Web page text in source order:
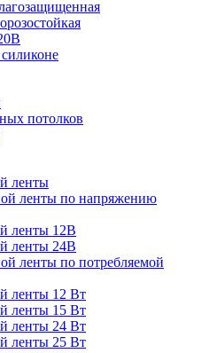
потолков
ленты
ленты по напряжению
ленты 12В
ленты 24В
ленты по потребляемой
ленты 12 Вт
ленты 15 Вт
ленты 24 Вт
ленты 25 Вт